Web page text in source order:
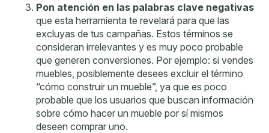
Pon atención en las palabras clave negativas
que esta herramienta te revelará para que las
excluyas de tus campañas. Estos términos se
consideran irrelevantes y es muy poco probable
que generen conversiones. Por ejemplo: si vendes
muebles, posiblemente desees excluir el término
“cómo construir un mueble”, ya que es poco
probable que los usuarios que buscan información
sobre cómo hacer un mueble por sí mismos
deseen comprar uno.